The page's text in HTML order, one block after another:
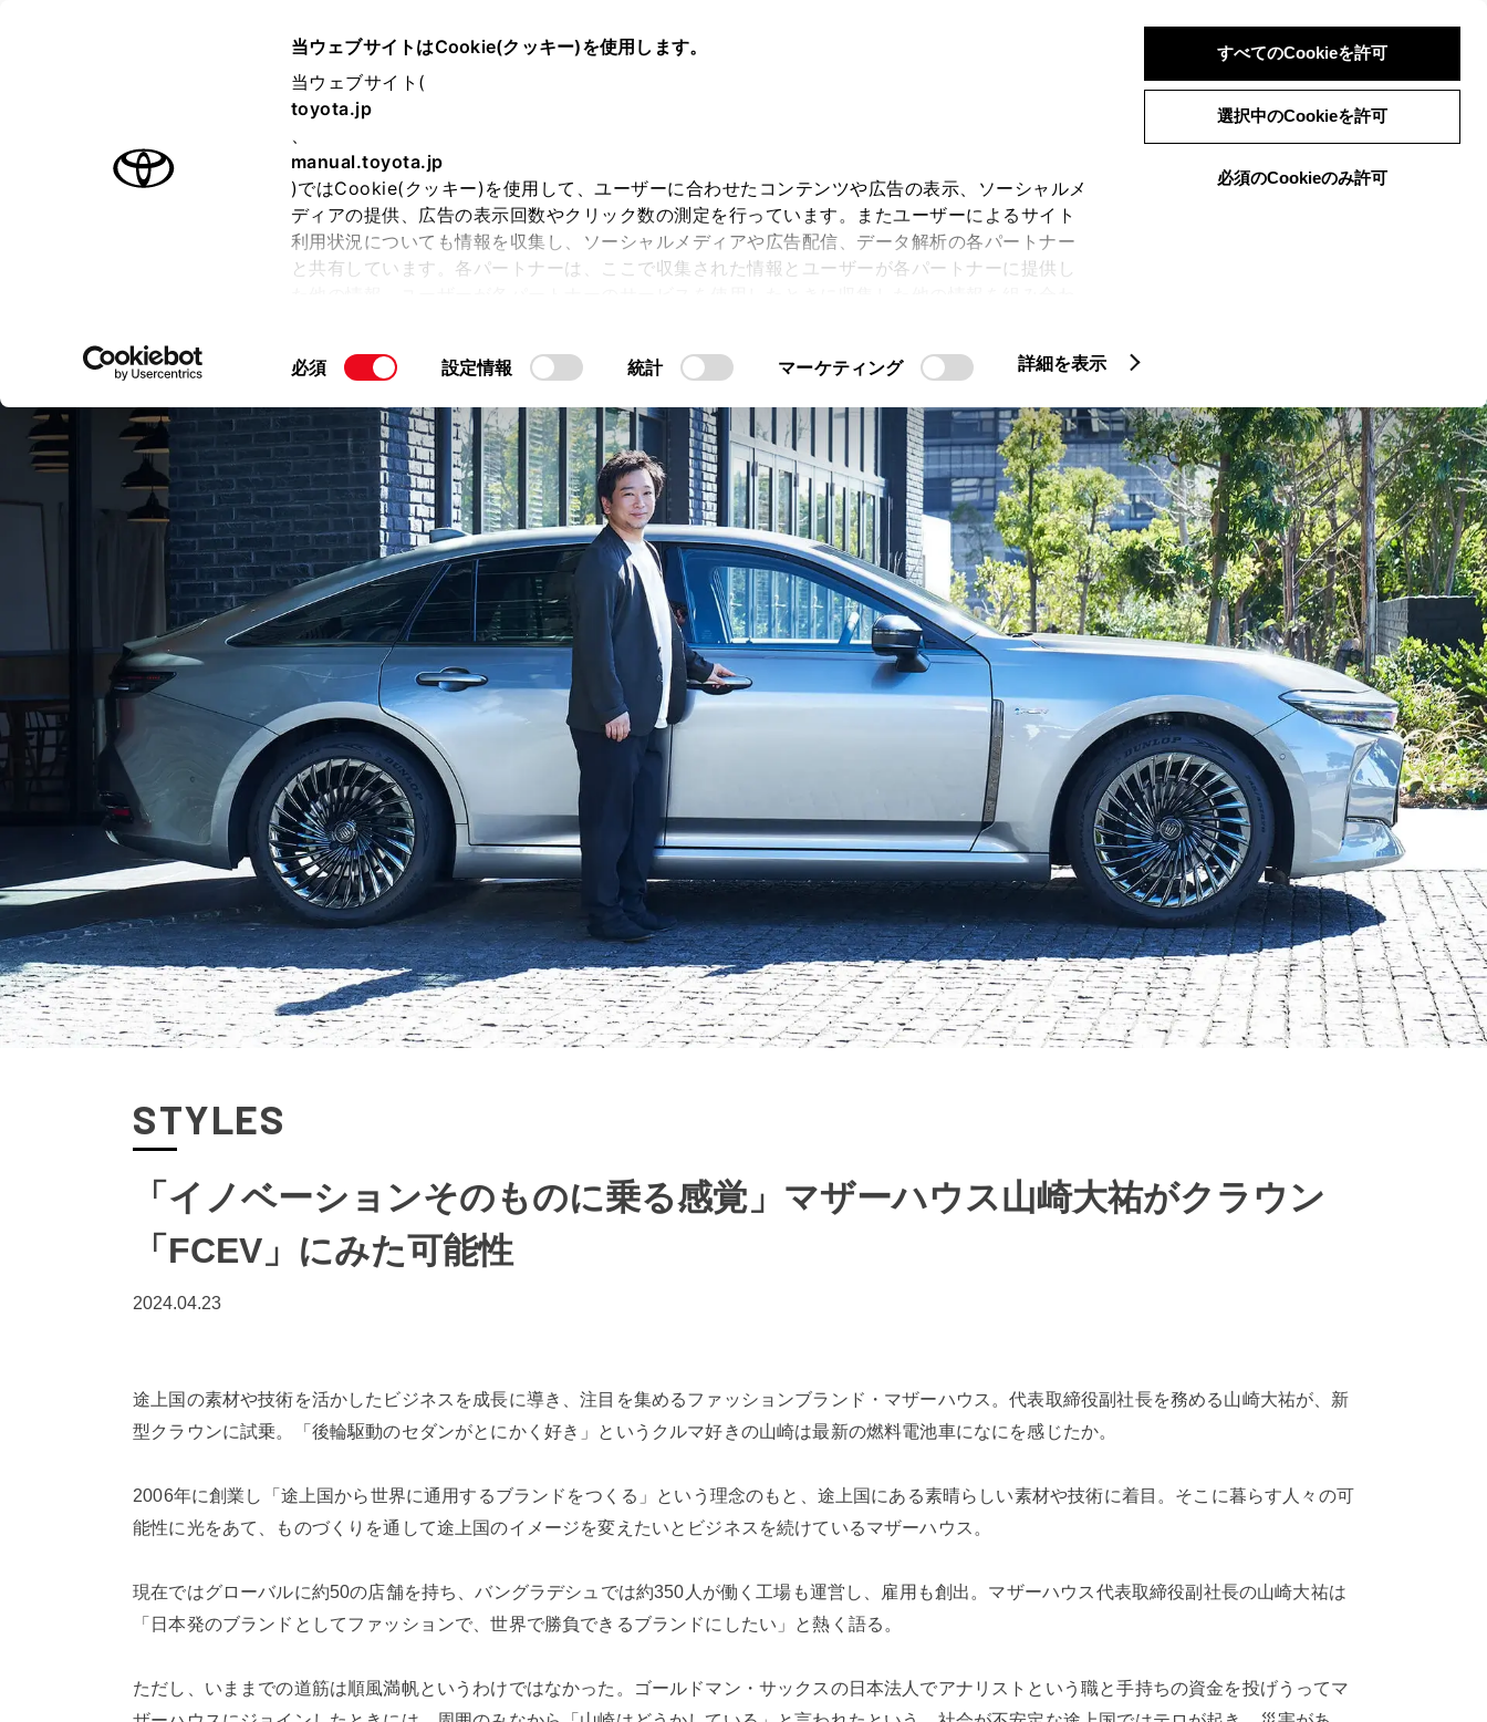
当ウェブサイトはCookie(クッキー)を使用します。
当ウェブサイト(
toyota.jp
、
manual.toyota.jp
)ではCookie(クッキー)を使用して、ユーザーに合わせたコンテンツや広告の表示、ソーシャルメ
ディアの提供、広告の表示回数やクリック数の測定を行っています。またユーザーによるサイト
利用状況についても情報を収集し、ソーシャルメディアや広告配信、データ解析の各パートナー
と共有しています。各パートナーは、ここで収集された情報とユーザーが各パートナーに提供し
ー)が保存されることに同意したことになります。Cookie(クッキー)のオプトアウト、設定の変
更、同意を撤回したりするにあたっては、当社の「
Cookie（クッキー）情報の取り扱いについて
」をご覧ください。
同
選
択
必須 設定情報 統計 マーケティング 詳細を表示
すべてのCookieを許可
選択中のCookieを許可
必須のCookieのみ許可
ログイン 検索 メニュー
ストーリーズ
FCEVはこちら
クラウンシリーズ 機能・特徴比較はこちら
STYLES
「イノベーションそのものに乗る感覚」マザーハウス山崎大祐がクラウン
「FCEV」にみた可能性
2024.04.23
途上国の素材や技術を活かしたビジネスを成長に導き、注目を集めるファッションブランド・マザーハウス。代表取締役副社長を務める山崎大祐が、新
型クラウンに試乗。「後輪駆動のセダンがとにかく好き」というクルマ好きの山崎は最新の燃料電池車になにを感じたか。
2006年に創業し「途上国から世界に通用するブランドをつくる」という理念のもと、途上国にある素晴らしい素材や技術に着目。そこに暮らす人々の可
能性に光をあて、ものづくりを通して途上国のイメージを変えたいとビジネスを続けているマザーハウス。
現在ではグローバルに約50の店舗を持ち、バングラデシュでは約350人が働く工場も運営し、雇用も創出。マザーハウス代表取締役副社長の山崎大祐は
「日本発のブランドとしてファッションで、世界で勝負できるブランドにしたい」と熱く語る。
ただし、いままでの道筋は順風満帆というわけではなかった。ゴールドマン・サックスの日本法人でアナリストという職と手持ちの資金を投げうってマ